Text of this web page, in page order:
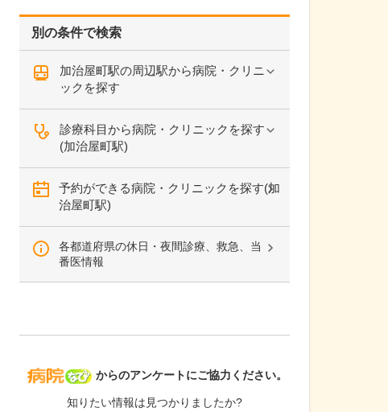
別の条件で検索
加治屋町駅の周辺駅から病院・クリニ
ックを探す
診療科目から病院・クリニックを探す
(加治屋町駅)
予約ができる病院・クリニックを探す(加
治屋町駅)
各都道府県の休日・夜間診療、救急、当
番医情報
病院なび
からのアンケートにご協力ください。
知りたい情報は見つかりましたか?